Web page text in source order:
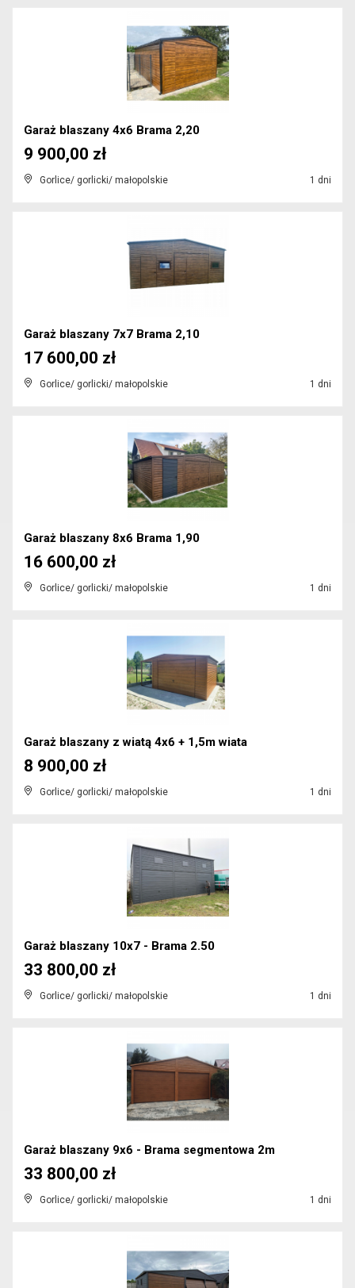
Garaż blaszany 4x6 Brama 2,20
Gorlice/ gorlicki/ małopolskie 1 dni
9 900,00 zł
Garaż blaszany 7x7 Brama 2,10
Gorlice/ gorlicki/ małopolskie 1 dni
17 600,00 zł
Garaż blaszany 8x6 Brama 1,90
Gorlice/ gorlicki/ małopolskie 1 dni
16 600,00 zł
Garaż blaszany z wiatą 4x6 + 1,5m wiata
Gorlice/ gorlicki/ małopolskie 1 dni
8 900,00 zł
Garaż blaszany 10x7 - Brama 2.50
Gorlice/ gorlicki/ małopolskie 1 dni
33 800,00 zł
Garaż blaszany 9x6 - Brama segmentowa 2m
Gorlice/ gorlicki/ małopolskie 1 dni
33 800,00 zł